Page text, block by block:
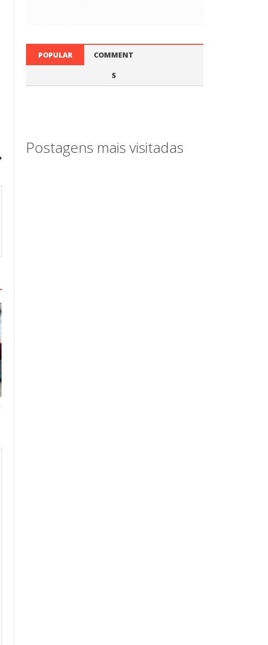
POPULAR COMMENT
S
Postagens mais visitadas